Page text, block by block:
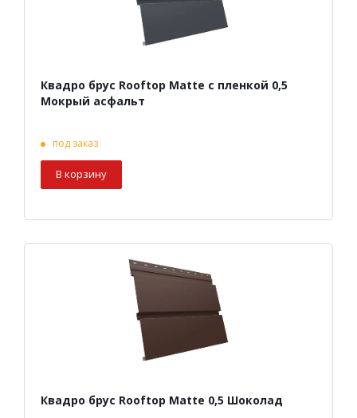
Квадро брус Rooftop Matte с пленкой 0,5
Мокрый асфальт
под заказ
В корзину
Квадро брус Rooftop Matte 0,5 Шоколад